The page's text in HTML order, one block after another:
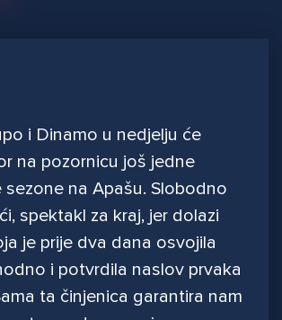
i Dinamo u nedjelju će
na pozornicu još jedne
sezone na Apašu. Slobodno
spektakl za kraj, jer dolazi
je prije dva dana osvojila
i potvrdila naslov prvaka
ta činjenica garantira nam